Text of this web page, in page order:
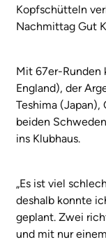
Kopfschütteln
Nachmittag Gut
Mit 67er-Runden
England), der
Teshima (Japan),
beiden
ins Klubhaus.
„Es ist viel
deshalb konnte
geplant. Zwei
und mit nur